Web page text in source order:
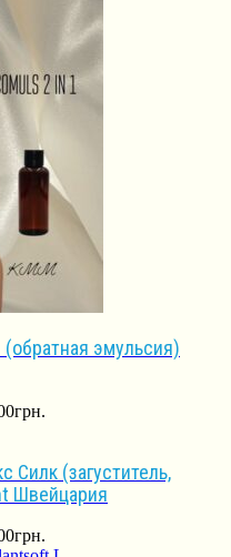
(обратная эмульсия)
грн.
Силк (загуститель,
Швейцария
грн.